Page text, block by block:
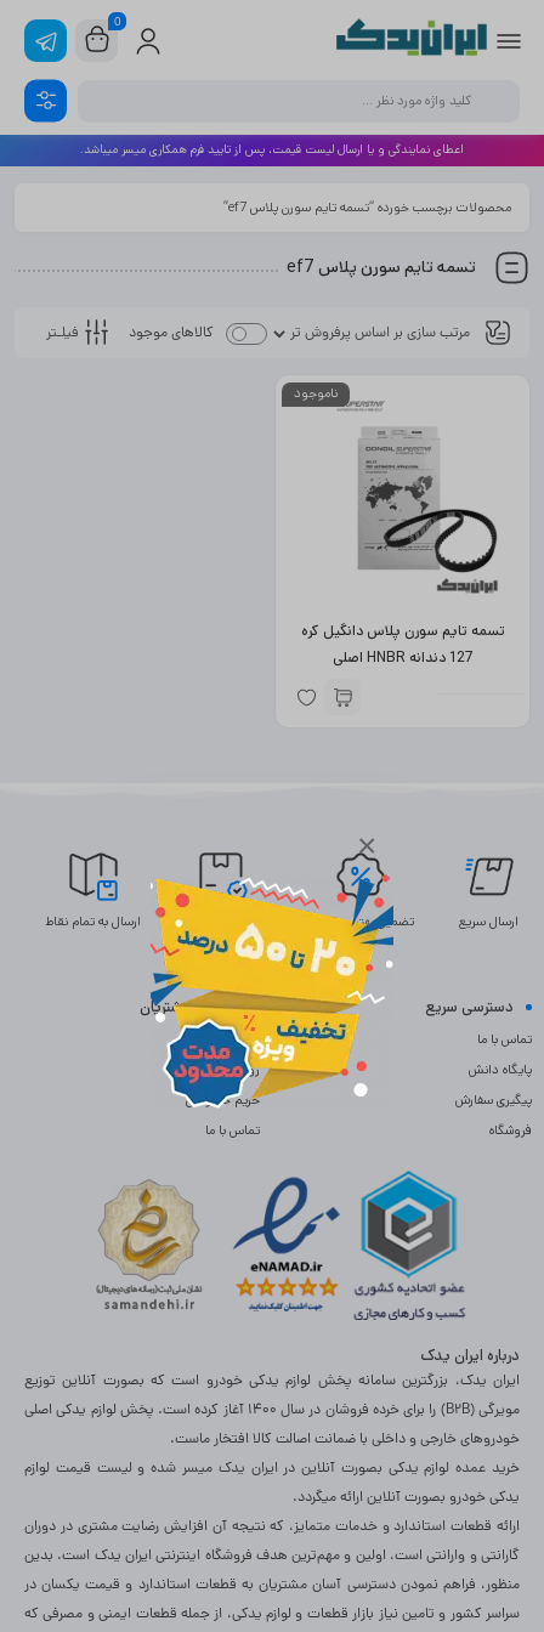
×
0
اعطای نمایندگی و یا ارسال لیست قیمت، پس از تایید فرم همکاری میسر میباشد.
محصولات برچسب خورده “تسمه تایم سورن پلاس ef7”
تسمه تایم سورن پلاس ef7
فیلـتر کالاهای موجود
ناموجود
تسمه تایم سورن پلاس دانگیل کره
127 دندانه HNBR اصلی
ارسال سریع تضمین بهترین قیمت ضمانت اصالت ارسال به تمام نقاط
دسترسی سریع
تماس با ما
پایگاه دانش
پیگیری سفارش
فروشگاه
خدمات مشتریان
سوالات متداول
رویه بازگردانی کالا
حریم خصوصی
تماس با ما
درباره ایران یدک
ایران یدک، بزرگترین سامانه پخش لوازم یدکی خودرو است که بصورت آنلاین توزیع
مویرگی (B2B) را برای خرده فروشان در سال 1400 آغاز کرده است. پخش لوازم یدکی اصلی
خودروهای خارجی و داخلی با ضمانت اصالت کالا افتخار ماست.
خرید عمده لوازم یدکی بصورت آنلاین در ایران یدک میسر شده و لیست قیمت لوازم
یدکی خودرو بصورت آنلاین ارائه میگردد.
ارائه قطعات استاندارد و خدمات متمایز، که نتیجه آن افزایش رضایت مشتری در دوران
گارانتی و وارانتی است، اولین و مهم‌ترین هدف فروشگاه اینترنتی ایران یدک است. بدین
منظور، فراهم نمودن دسترسی آسان مشتریان به قطعات استاندارد و قیمت یکسان در
سراسر کشور و تامین نیاز بازار قطعات و لوازم یدکی، از جمله قطعات ایمنی و مصرفی که